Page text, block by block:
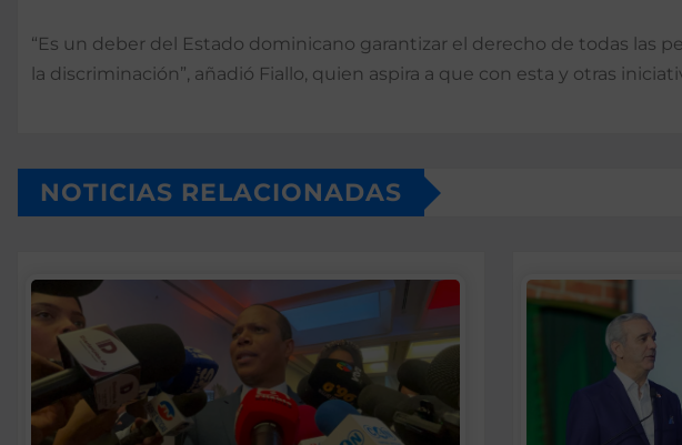
“Es un deber del Estado dominicano garantizar el derecho de todas las
la discriminación”, añadió Fiallo, quien aspira a que con esta y otras
NOTICIAS RELACIONADAS